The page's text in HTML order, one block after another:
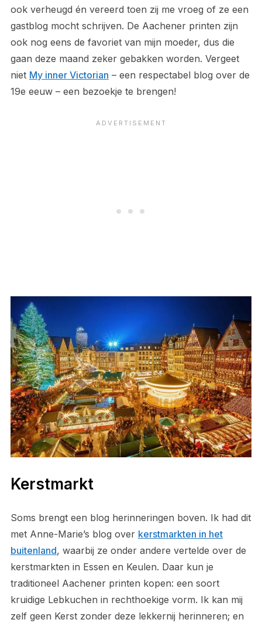
ook verheugd én vereerd toen zij me vroeg of ze een
gastblog mocht schrijven. De Aachener printen zijn
ook nog eens de favoriet van mijn moeder, dus die
gaan deze maand zeker gebakken worden. Vergeet
niet My inner Victorian – een respectabel blog over de
19e eeuw – een bezoekje te brengen!
Kerstmarkt
Soms brengt een blog herinneringen boven. Ik had dit
met Anne-Marie’s blog over kerstmarkten in het
buitenland, waarbij ze onder andere vertelde over de
kerstmarkten in Essen en Keulen. Daar kun je
traditioneel Aachener printen kopen: een soort
kruidige Lebkuchen in rechthoekige vorm. Ik kan mij
zelf geen Kerst zonder deze lekkernij herinneren; en